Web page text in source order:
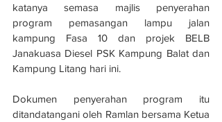
katanya semasa majlis penyerahan
program pemasangan lampu jalan
kampung Fasa 10 dan projek BELB
Janakuasa Diesel PSK Kampung Balat dan
Kampung Litang hari ini.
Dokumen penyerahan program itu
ditandatangani oleh Ramlan bersama Ketua